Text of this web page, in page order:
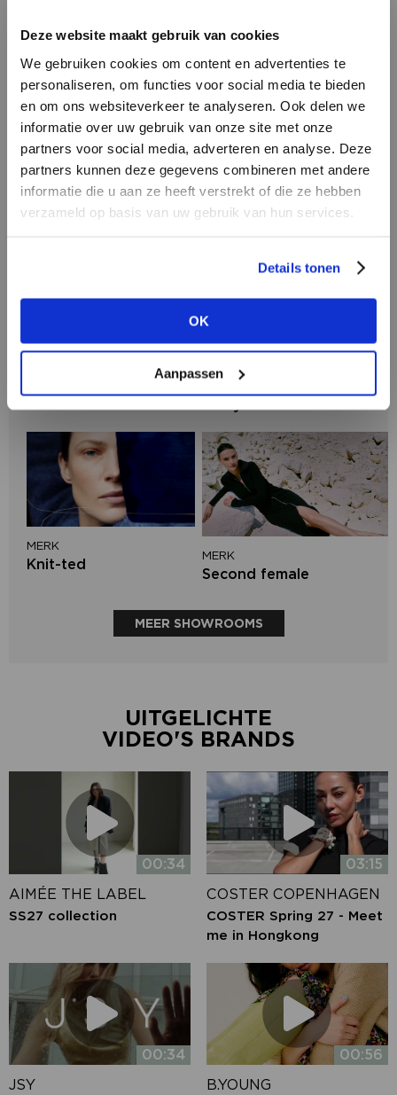
Deze website maakt gebruik van cookies
We gebruiken cookies om content en advertenties te
personaliseren, om functies voor social media te bieden
en om ons websiteverkeer te analyseren. Ook delen we
informatie over uw gebruik van onze site met onze
partners voor social media, adverteren en analyse. Deze
partners kunnen deze gegevens combineren met andere
informatie die u aan ze heeft verstrekt of die ze hebben
verzameld op basis van uw gebruik van hun services.
Details tonen
OK
Aanpassen
INLOGGEN
Wachtwoord
INLOGGEN
NOG GEEN ACCOUNT?
MERK
PENN&INK N.Y
Aimée the Label
MERK
MERK
Harper & Yve
MERK
Knit-ted
MERK
Second female
MEER SHOWROOMS
UITGELICHTE
VIDEO'S BRANDS
00:34
AIMÉE THE LABEL
SS27 collection
03:15
COSTER COPENHAGEN
COSTER Spring 27 - Meet
me in Hongkong
00:34
JSY
00:56
B.YOUNG